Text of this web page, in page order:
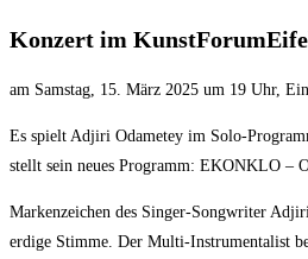
Konzert im
am Samstag, 15. März 2025 um 19 Uhr,
Es spielt Adjiri Odametey im Solo-
stellt sein neues Programm: EKONKLO –
Markenzeichen des Singer-Songwriter
erdige Stimme. Der Multi-Instrumentalist